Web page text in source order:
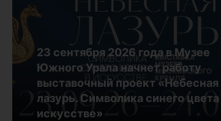
23 сентября 2026 года в Музее
Южного Урала начнет работу
выставочный проект «Небесная
лазурь. Символика синего цвета
искусстве»